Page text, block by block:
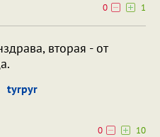
0
1
вторая - от
tyrpyr
0
10